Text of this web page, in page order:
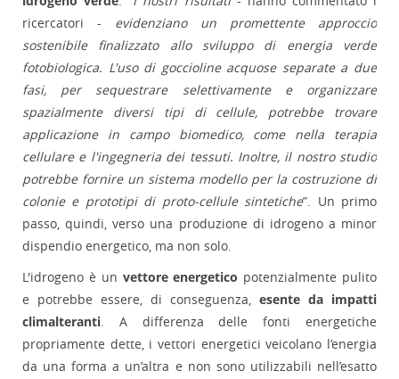
ricercatori - evidenziano un promettente approccio
sostenibile finalizzato allo sviluppo di energia verde
fotobiologica. L'uso di goccioline acquose separate a due
fasi, per sequestrare selettivamente e organizzare
spazialmente diversi tipi di cellule, potrebbe trovare
applicazione in campo biomedico, come nella terapia
cellulare e l'ingegneria dei tessuti. Inoltre, il nostro studio
potrebbe fornire un sistema modello per la costruzione di
colonie e prototipi di proto-cellule sintetiche”. Un primo
passo, quindi, verso una produzione di idrogeno a minor
dispendio energetico, ma non solo.
L'idrogeno è un vettore energetico potenzialmente pulito
e potrebbe essere, di conseguenza, esente da impatti
climalteranti. A differenza delle fonti energetiche
propriamente dette, i vettori energetici veicolano l’energia
da una forma a un’altra e non sono utilizzabili nell’esatto